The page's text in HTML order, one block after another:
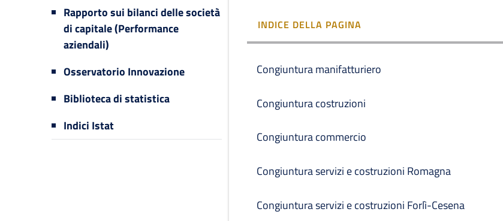
Rapporto sui bilanci delle società
di capitale (Performance
aziendali)
Osservatorio Innovazione
Biblioteca di statistica
Indici Istat
INDICE DELLA PAGINA
Congiuntura manifatturiero
Congiuntura costruzioni
Congiuntura commercio
Congiuntura servizi e costruzioni Romagna
Congiuntura servizi e costruzioni Forlì-Cesena